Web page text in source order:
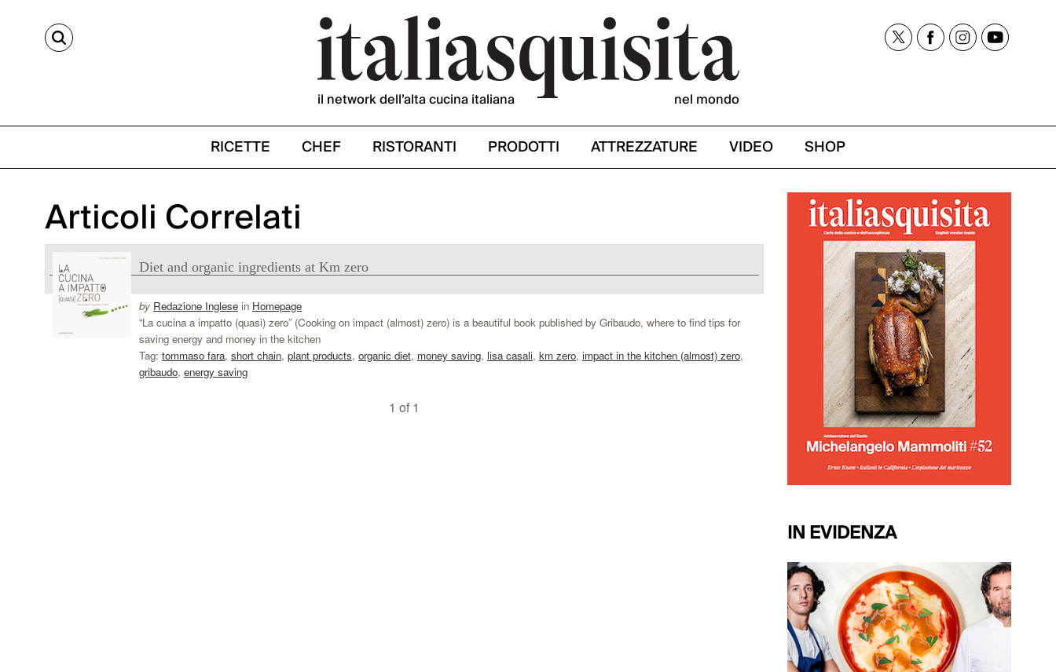
CERCA
il network dell’alta cucina italiana nel mondo
RICETTE CHEF RISTORANTI PRODOTTI ATTREZZATURE VIDEO SHOP
Articoli Correlati
Diet and organic ingredients at Km zero
by Redazione Inglese in Homepage
“La cucina a impatto (quasi) zero” (Cooking on impact (almost) zero) is a beautiful book published by Gribaudo, where to find tips for
saving energy and money in the kitchen
Tag: tommaso fara, short chain, plant products, organic diet, money saving, lisa casali, km zero, impact in the kitchen (almost) zero,
gribaudo, energy saving
1 of 1
IN EVIDENZA